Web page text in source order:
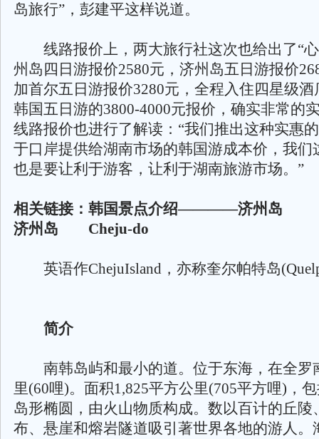
岛旅行”，彭建平这样说道。
线路报价上，两大旅行社这次也给出了“心
州岛四日游报价2580元，济州岛五日游报价
加首尔五日游报价3280元，全程入住四星级
韩国五日游的3800-4000元报价，确实非常的
线路报价也进行了解读：“我们推出这种实惠
于口岸提供给湖南市场的韩国游成本价，我们
也是要让利于游客，让利于湖南旅游市场。”
相关链接：韩国景点介绍————济州岛
济州岛 Cheju-do
英语作ChejuIsland，亦称奎尔帕特岛
简介
南韩岛屿和最小的道。位于东海，在全罗
里(60哩)。面积1,825平方公里(705平方哩)，
岛形椭圆，由火山物质构成。数以百计的丘陵
布、悬崖和熔岩隧道吸引著世界各地的游人。